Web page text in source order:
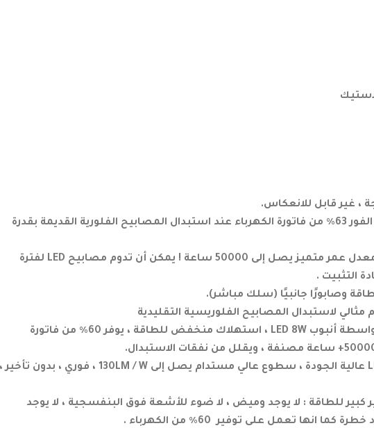
ساطع وموفر للطاقة : وفر على الفور 63٪ من فاتورة الكهرباء عند استبدال المصابيح الفلورية القديمة بقدرة
مقاومة للكسر 4ft T8 LED لها معدل عمر متميز يصل إلى 50000 ساعة ! يمكن أن تدوم مصابيح LED لفترة
التثبيت .
وصابورًا جانبيًا (سلك مباشر).
توفير الطاقة: يوفر 1120 لومن بواسطة أنبوب LED 8W ، استهلاك منخفض للطاقة ، يوفر 60٪ من فاتورة
سطوع فائق: استخدم رقائق LED عالية الجودة ، سطوع عالي مستدام يصل إلى 130LM / W ، فوري ، بدون تأخير ،
للطاقة : لا يوجد وميض ، لا ضوء للأشعة فوق البنفسجية ، لا يوجد
انها تعمل على توفير 60٪ من الكهرباء .